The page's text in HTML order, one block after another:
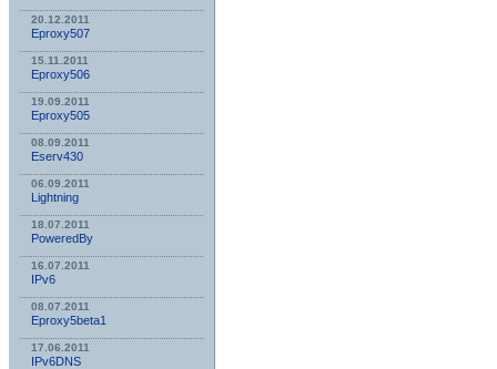
20.12.2011
Eproxy507
15.11.2011
Eproxy506
19.09.2011
Eproxy505
08.09.2011
Eserv430
06.09.2011
Lightning
18.07.2011
PoweredBy
16.07.2011
IPv6
08.07.2011
Eproxy5beta1
17.06.2011
IPv6DNS